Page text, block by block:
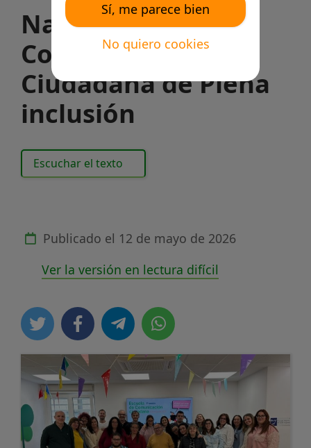
Nace la Escuela de
Comunicación
Ciudadana de Plena
inclusión
Escuchar el texto
Publicado el 12 de mayo de 2026
Ver la versión en lectura difícil
Sí, me parece bien
No quiero cookies